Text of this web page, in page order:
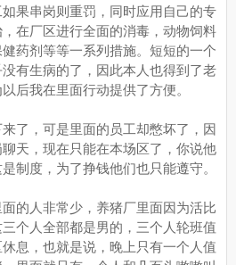
果串岗则重罚，同时应用自己的专
在厂区进行全面的消毒，动物饲料
药剂等等一系列措施。短短的一个
有生病的了，因此本人也得到了老
后我在里面行动提供了方便。
，可是里面的员工却憋坏了，因
天，现在只能在本场区了，你说他
制度，为了挣钱他们也只能遵守。
人非常少，养猪厂里面因为活比
个人全部都是男的，三个人轮班值
息，也就是说，晚上只有一个人值